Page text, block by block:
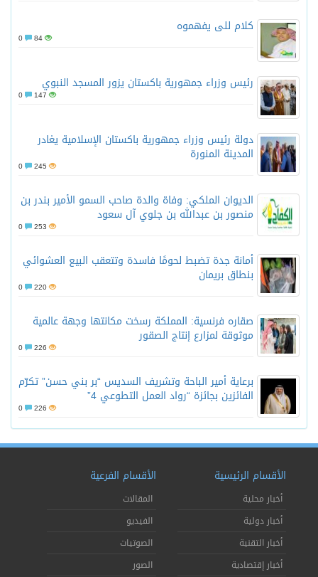
كلام للى يفهموه
84
رئيس وزراء جمهورية باكستان يزور المسجد النبوي
147
دولة رئيس وزراء جمهورية باكستان الإسلامية يغادر
المدينة المنورة
245
الديوان الملكي: وفاة والدة صاحب السمو الأمير بندر بن
منصور بن عبدالله بن جلوي آل سعود
253
أمانة جدة تضبط لحومًا فاسدة وتتعقب البيع العشوائي
بنطاق بريمان
220
صقاره فرنسية: المملكة رسخت مكانتها وجهة عالمية
موثوقة لمزارع إنتاج الصقور
226
برعاية أمير الباحة وتشريف السديس “بر بني حسن” تكرّم
الفائزين بجائزة “رواد العمل التطوعي 4”
226
الأقسام الرئيسية
أخبار محلية
أخبار دولية
أخبار التقنية
أخبار إقتصادية
الأقسام الفرعية
المقالات
الفيديو
الصوتيات
الصور